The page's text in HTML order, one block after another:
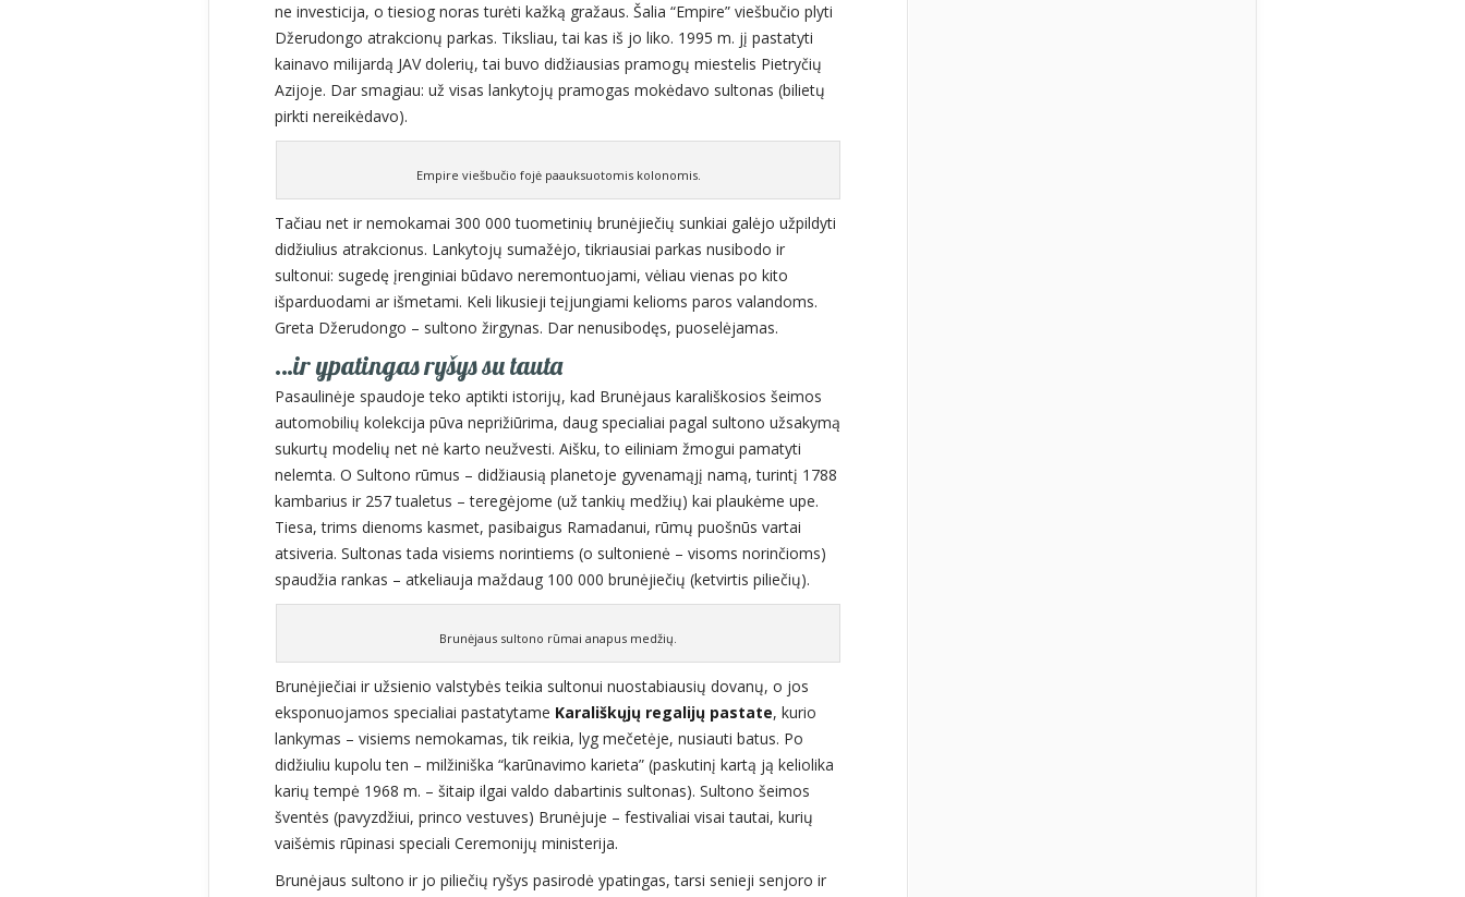
ne investicija, o tiesiog noras turėti kažką gražaus. Šalia “Empire” viešbučio plyti
Džerudongo atrakcionų parkas. Tiksliau, tai kas iš jo liko. 1995 m. jį pastatyti
kainavo milijardą JAV dolerių, tai buvo didžiausias pramogų miestelis Pietryčių
Azijoje. Dar smagiau: už visas lankytojų pramogas mokėdavo sultonas (bilietų
pirkti nereikėdavo).
Empire viešbučio fojė paauksuotomis kolonomis.
Tačiau net ir nemokamai 300 000 tuometinių brunėjiečių sunkiai galėjo užpildyti
didžiulius atrakcionus. Lankytojų sumažėjo, tikriausiai parkas nusibodo ir
sultonui: sugedę įrenginiai būdavo neremontuojami, vėliau vienas po kito
išparduodami ar išmetami. Keli likusieji teįjungiami kelioms paros valandoms.
Greta Džerudongo – sultono žirgynas. Dar nenusibodęs, puoselėjamas.
…ir ypatingas ryšys su tauta
Pasaulinėje spaudoje teko aptikti istorijų, kad Brunėjaus karališkosios šeimos
automobilių kolekcija pūva neprižiūrima, daug specialiai pagal sultono užsakymą
sukurtų modelių net nė karto neužvesti. Aišku, to eiliniam žmogui pamatyti
nelemta. O Sultono rūmus – didžiausią planetoje gyvenamąjį namą, turintį 1788
kambarius ir 257 tualetus – teregėjome (už tankių medžių) kai plaukėme upe.
Tiesa, trims dienoms kasmet, pasibaigus Ramadanui, rūmų puošnūs vartai
atsiveria. Sultonas tada visiems norintiems (o sultonienė – visoms norinčioms)
spaudžia rankas – atkeliauja maždaug 100 000 brunėjiečių (ketvirtis piliečių).
Brunėjaus sultono rūmai anapus medžių.
Brunėjiečiai ir užsienio valstybės teikia sultonui nuostabiausių dovanų, o jos
eksponuojamos specialiai pastatytame Karališkųjų regalijų pastate, kurio
lankymas – visiems nemokamas, tik reikia, lyg mečetėje, nusiauti batus. Po
didžiuliu kupolu ten – milžiniška “karūnavimo karieta” (paskutinį kartą ją keliolika
karių tempė 1968 m. – šitaip ilgai valdo dabartinis sultonas). Sultono šeimos
šventės (pavyzdžiui, princo vestuves) Brunėjuje – festivaliai visai tautai, kurių
vaišėmis rūpinasi speciali Ceremonijų ministerija.
Brunėjaus sultono ir jo piliečių ryšys pasirodė ypatingas, tarsi senieji senjoro ir